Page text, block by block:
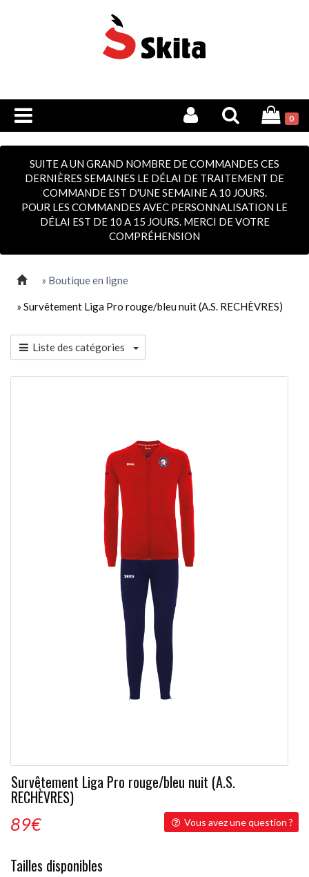
0
SUITE A UN GRAND NOMBRE DE COMMANDES CES
DERNIÈRES SEMAINES LE DÉLAI DE TRAITEMENT DE
COMMANDE EST D'UNE SEMAINE A 10 JOURS.
POUR LES COMMANDES AVEC PERSONNALISATION LE
DÉLAI EST DE 10 A 15 JOURS. MERCI DE VOTRE
COMPRÉHENSION
» Boutique en ligne
» Survêtement Liga Pro rouge/bleu nuit (A.S. RECHÈVRES)
Liste des catégories
Survêtement Liga Pro rouge/bleu nuit (A.S.
RECHÈVRES)
Vous avez une question ?
89€
Tailles disponibles